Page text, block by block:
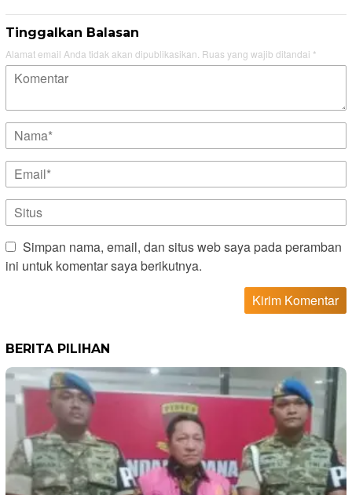
Tinggalkan Balasan
Alamat email Anda tidak akan dipublikasikan. Ruas yang wajib ditandai *
Simpan nama, email, dan situs web saya pada peramban
ini untuk komentar saya berikutnya.
BERITA PILIHAN